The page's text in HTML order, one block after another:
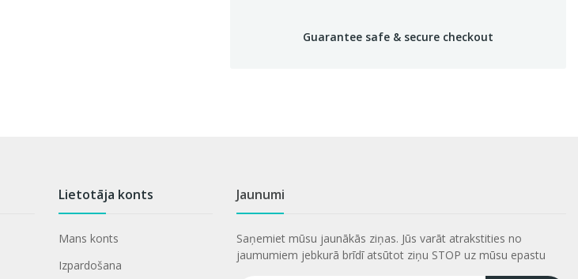
Guarantee safe & secure checkout
Lietotāja konts
Mans konts
Izpardošana
Jaunumi
Saņemiet mūsu jaunākās ziņas. Jūs varāt atrakstities no
jaumumiem jebkurā brīdī atsūtot ziņu STOP uz mūsu epastu